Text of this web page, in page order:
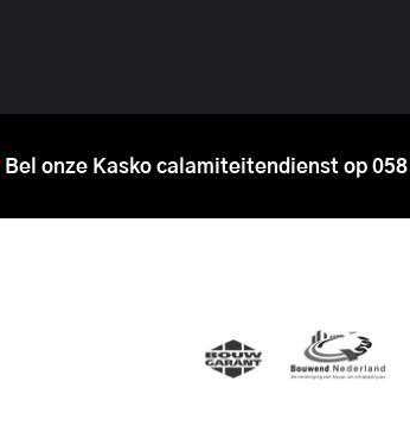
Bel onze Kasko calamiteitendienst op 058